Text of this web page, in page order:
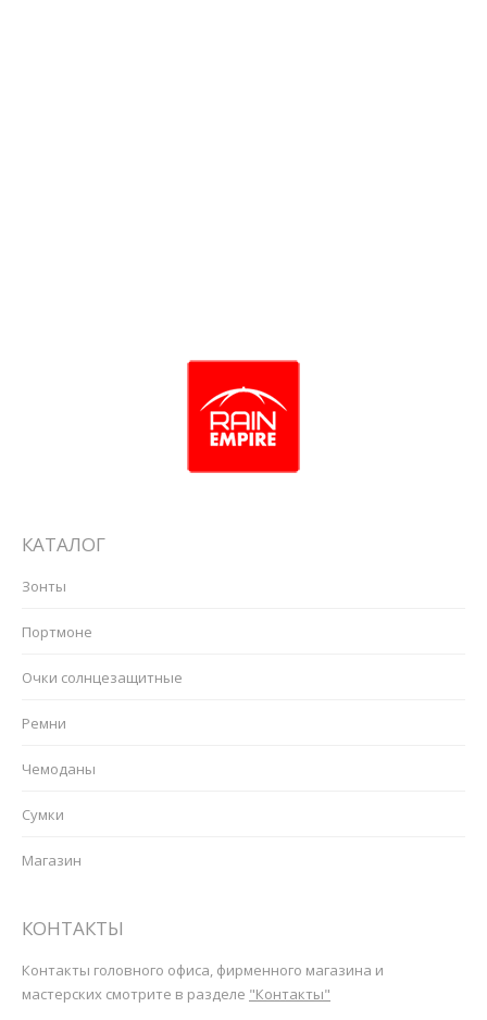
КАТАЛОГ
Зонты
Портмоне
Очки солнцезащитные
Ремни
Чемоданы
Сумки
Магазин
КОНТАКТЫ
Контакты головного офиса, фирменного магазина и
мастерских смотрите в разделе "Контакты"